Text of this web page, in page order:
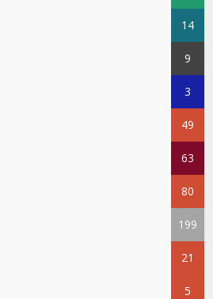
14
9
3
49
63
80
199
21
5